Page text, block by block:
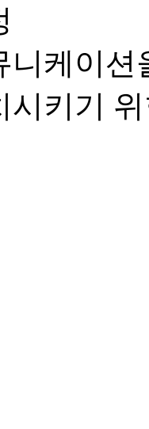
니케이
시키기